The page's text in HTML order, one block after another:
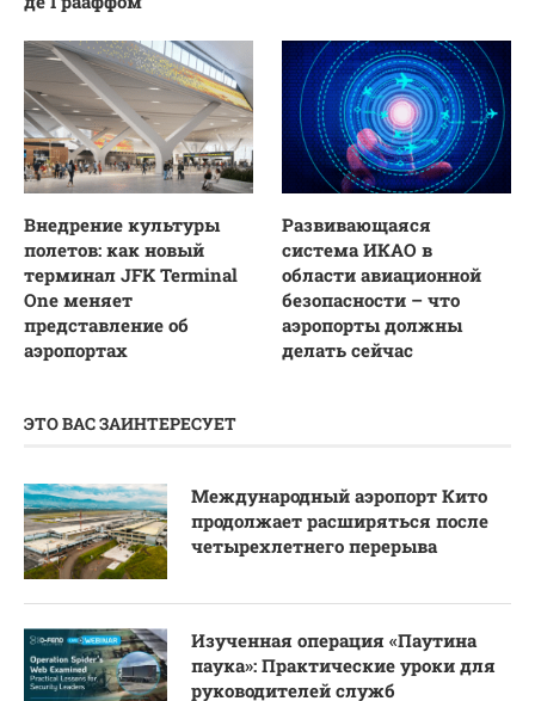
Внедрение культуры
полетов: как новый
терминал JFK Terminal
One меняет
представление об
аэропортах
Развивающаяся
система ИКАО в
области авиационной
безопасности – что
аэропорты должны
делать сейчас
ЭТО ВАС ЗАИНТЕРЕСУЕТ
Международный аэропорт Кито
продолжает расширяться после
четырехлетнего перерыва
Изученная операция «Паутина
паука»: Практические уроки для
руководителей служб